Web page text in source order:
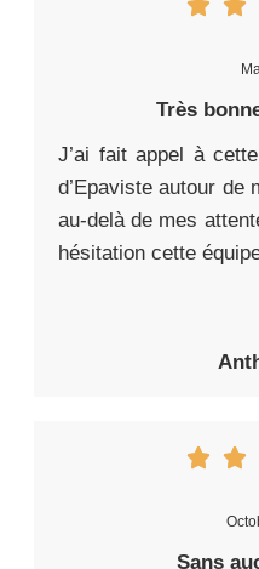
Très
J’ai fait appel à
d’Epaviste autour de
au-delà de mes
hésitation cette
Sans